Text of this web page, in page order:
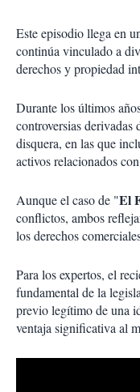
Este episodio llega en
continúa vinculado a
derechos y propiedad
Durante los últimos
controversias derivadas
disquera, en las que
activos relacionados
Aunque el caso de "El
conflictos, ambos
los derechos
Para los expertos, el
fundamental de la
previo legítimo de una
ventaja significativa al